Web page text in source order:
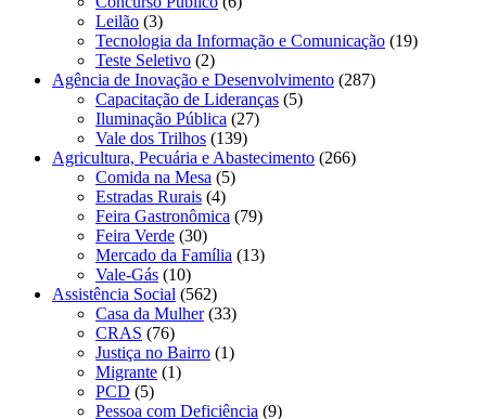
Leilão (3)
Tecnologia da Informação e Comunicação (19)
Teste Seletivo (2)
Agência de Inovação e Desenvolvimento (287)
Capacitação de Lideranças (5)
Iluminação Pública (27)
Vale dos Trilhos (139)
Agricultura, Pecuária e Abastecimento (266)
Comida na Mesa (5)
Estradas Rurais (4)
Feira Gastronômica (79)
Feira Verde (30)
Mercado da Família (13)
Vale-Gás (10)
Assistência Social (562)
Casa da Mulher(33)
CRAS (76)
Justiça no Bairro (1)
Migrante (1)
PCD (5)
Pessoa com Deficiência (9)